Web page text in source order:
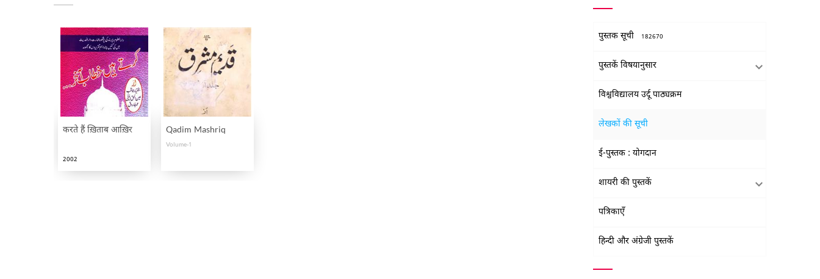
करते हैं ख़िताब आख़िर
2002
Qadim Mashriq
Volume-1
पुस्तक सूची 182670
पुस्तकें विषयानुसार
विश्वविद्यालय उर्दू पाठ्यक्रम
लेखकों की सूची
ई-पुस्तक : योगदान
शायरी की पुस्तकें
पत्रिकाएँ
हिन्दी और अंग्रेजी पुस्तकें